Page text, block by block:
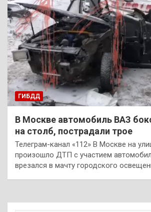
ГИБДД
В Москве автомобиль ВАЗ
на столб, пострадали трое
Телеграм-канал «112» В Москве на
произошло ДТП с участием
врезался в мачту городского